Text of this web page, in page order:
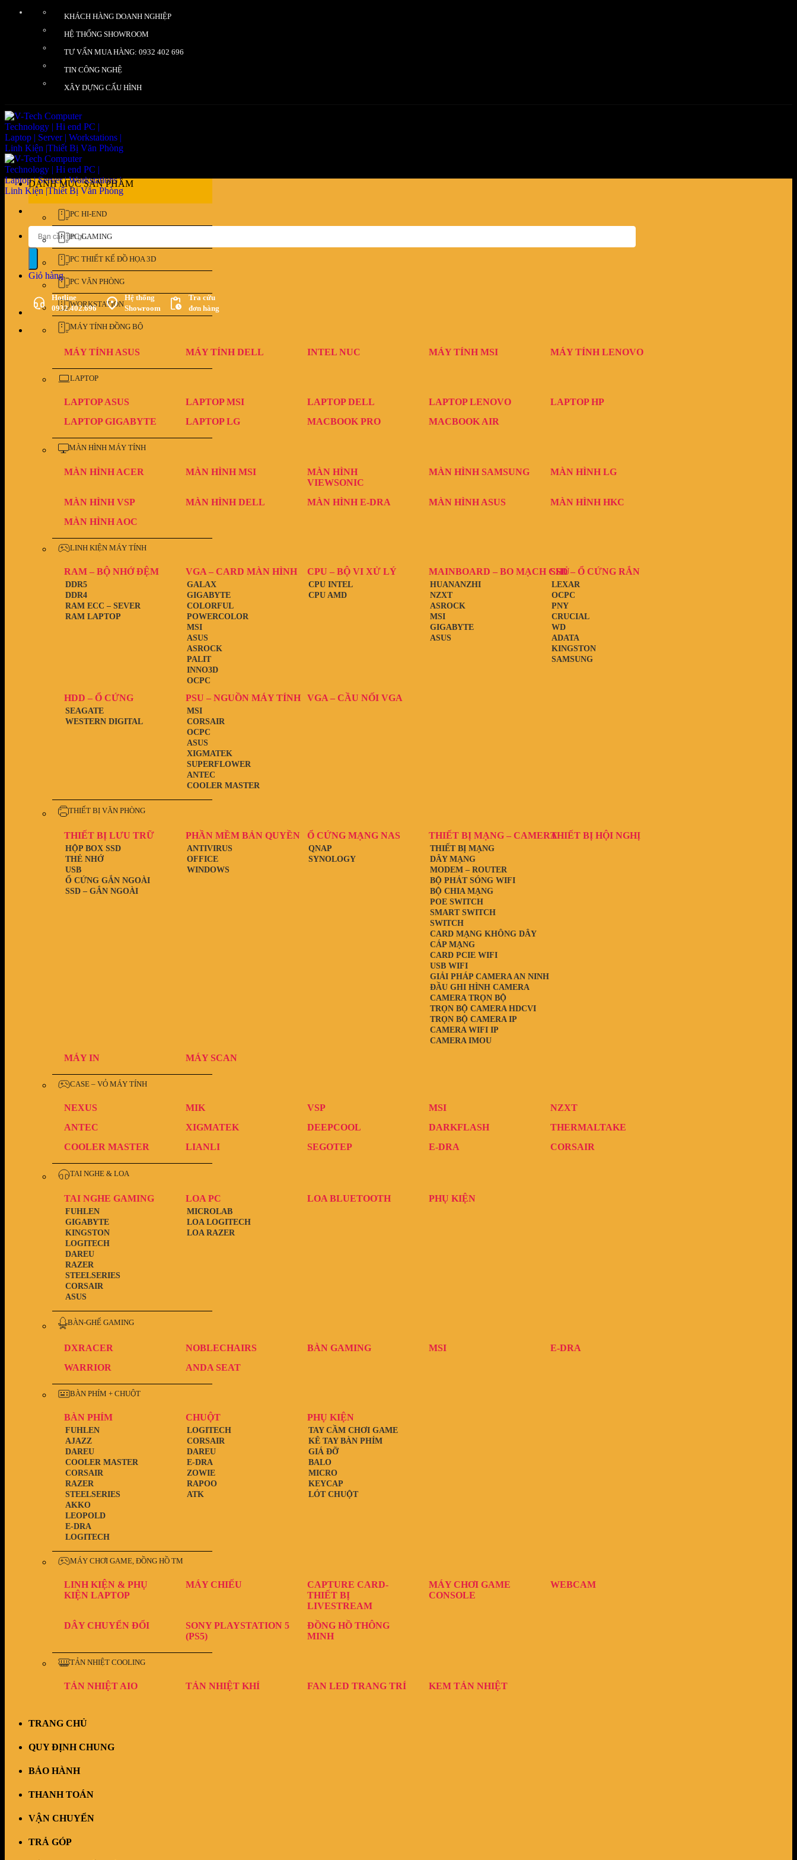
KHÁCH HÀNG DOANH NGHIỆP
HỆ THỐNG SHOWROOM
TƯ VẤN MUA HÀNG: 0932 402 696
TIN CÔNG NGHỆ
XÂY DỰNG CẤU HÌNH
Tìm
kiếm:
Giỏ hàng
Hotline
0932.402.696
Hệ thống
Showroom
Tra cứu
đơn hàng
DANH MỤC SẢN PHẨM
PC HI-END
PC GAMING
PC THIẾT KẾ ĐỒ HỌA 3D
PC VĂN PHÒNG
WORKSTATION
MÁY TÍNH ĐỒNG BỘ
MÁY TÍNH ASUS MÁY TÍNH DELL INTEL NUC MÁY TÍNH MSI MÁY TÍNH LENOVO
LAPTOP
LAPTOP ASUS LAPTOP MSI LAPTOP DELL LAPTOP LENOVO
LAPTOP HP
LAPTOP GIGABYTE
LAPTOP LG MACBOOK PRO MACBOOK AIR
MÀN HÌNH MÁY TÍNH
MÀN HÌNH ACER MÀN HÌNH MSI
MÀN HÌNH
VIEWSONIC
MÀN HÌNH SAMSUNG MÀN HÌNH LG
MÀN HÌNH VSP MÀN HÌNH DELL MÀN HÌNH E-DRA MÀN HÌNH ASUS
MÀN HÌNH HKC
MÀN HÌNH AOC
LINH KIỆN MÁY TÍNH
RAM – BỘ NHỚ ĐỆM
RAM LAPTOP
RAM ECC – SEVER
DDR4
DDR5
VGA – CARD MÀN HÌNH
OCPC
INNO3D
PALIT
ASROCK
ASUS
MSI
POWERCOLOR
COLORFUL
GIGABYTE
GALAX
CPU – BỘ VI XỬ LÝ
CPU AMD
CPU INTEL
MAINBOARD – BO MẠCH CHỦ
ASUS
GIGABYTE
MSI
ASROCK
NZXT
HUANANZHI
SSD – Ổ CỨNG RẮN
SAMSUNG
KINGSTON
ADATA
WD
CRUCIAL
PNY
OCPC
LEXAR
HDD – Ổ CỨNG
WESTERN DIGITAL
SEAGATE
PSU – NGUỒN MÁY TÍNH
COOLER MASTER
ANTEC
SUPERFLOWER
XIGMATEK
ASUS
OCPC
CORSAIR
MSI
VGA – CẦU NỐI VGA
THIẾT BỊ VĂN PHÒNG
THIẾT BỊ LƯU TRỮ
SSD – GẮN NGOÀI
Ổ CỨNG GẮN NGOÀI
USB
THẺ NHỚ
HỘP BOX SSD
PHẦN MỀM BẢN QUYỀN
WINDOWS
OFFICE
ANTIVIRUS
Ổ CỨNG MẠNG NAS
SYNOLOGY
QNAP
THIẾT BỊ MẠNG – CAMERA
GIẢI PHÁP CAMERA AN NINH
CAMERA WIFI IP
CAMERA IMOU
CAMERA TRỌN BỘ
TRỌN BỘ CAMERA IP
TRỌN BỘ CAMERA HDCVI
ĐẦU GHI HÌNH CAMERA
THIẾT BỊ MẠNG
CARD MẠNG KHÔNG DÂY
USB WIFI
CARD PCIE WIFI
CÁP MẠNG
BỘ CHIA MẠNG
SWITCH
SMART SWITCH
POE SWITCH
BỘ PHÁT SÓNG WIFI
MODEM – ROUTER
DÂY MẠNG
THIẾT BỊ HỘI NGHỊ
MÁY IN MÁY SCAN
CASE – VỎ MÁY TÍNH
NEXUS MIK VSP MSI
NZXT
ANTEC
XIGMATEK DEEPCOOL DARKFLASH
THERMALTAKE
COOLER MASTER
LIANLI SEGOTEP E-DRA CORSAIR
TAI NGHE & LOA
TAI NGHE GAMING
ASUS
CORSAIR
STEELSERIES
RAZER
DAREU
LOGITECH
KINGSTON
GIGABYTE
FUHLEN
LOA PC
LOA RAZER
LOA LOGITECH
MICROLAB
LOA BLUETOOTH PHỤ KIỆN
BÀN-GHẾ GAMING
DXRACER NOBLECHAIRS BÀN GAMING MSI
E-DRA
WARRIOR
ANDA SEAT
BÀN PHÍM + CHUỘT
BÀN PHÍM
LOGITECH
E-DRA
LEOPOLD
AKKO
STEELSERIES
RAZER
CORSAIR
COOLER MASTER
DAREU
AJAZZ
FUHLEN
CHUỘT
ATK
RAPOO
ZOWIE
E-DRA
DAREU
CORSAIR
LOGITECH
PHỤ KIỆN
LÓT CHUỘT
KEYCAP
MICRO
BALO
GIÁ ĐỠ
KÊ TAY BÀN PHÍM
TAY CẦM CHƠI GAME
MÁY CHƠI GAME, ĐỒNG HỒ TM
LINH KIỆN & PHỤ
KIỆN LAPTOP
MÁY CHIẾU
CAPTURE CARD-
THIẾT BỊ
LIVESTREAM
MÁY CHƠI GAME
CONSOLE
WEBCAM
DÂY CHUYỂN ĐỔI
SONY PLAYSTATION 5
(PS5)
ĐỒNG HỒ THÔNG
MINH
TẢN NHIỆT COOLING
TẢN NHIỆT AIO TẢN NHIỆT KHÍ FAN LED TRANG TRÍ KEM TẢN NHIỆT
TRANG CHỦ
QUY ĐỊNH CHUNG
BẢO HÀNH
THANH TOÁN
VẬN CHUYỂN
TRẢ GÓP